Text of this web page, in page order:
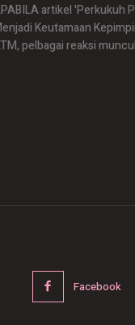
artikel 'Perkukuh
Keutamaan
Facebook